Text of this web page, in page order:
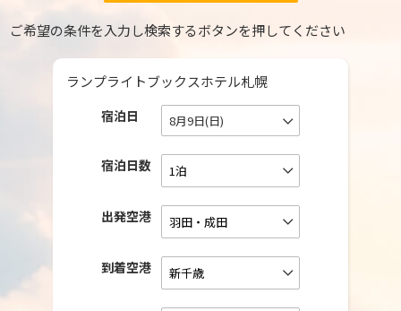
ご希望の条件を入力し検索するボタンを押してください
ランプライトブックスホテル札幌
宿泊日 8月9日(日)
宿泊日数
出発空港
到着空港